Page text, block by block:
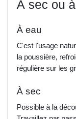
À sec ou
À eau
C'est l'usage
la poussière,
régulière sur les
À sec
Possible à la